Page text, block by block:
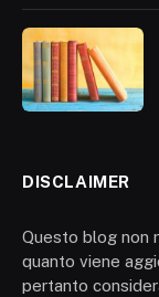
DISCLAIMER
Questo blog non
quanto viene
pertanto